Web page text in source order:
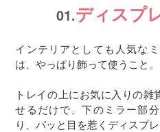
01.ディスプ
インテリアとしても人気な
は、やっぱり飾って使うこと。
トレイの上にお気に入りの
せるだけで、下のミラー部
り、パッと目を惹くディスプ